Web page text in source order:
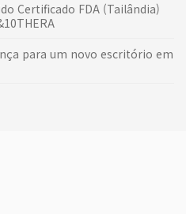
Certificado FDA (Tailândia)
para um novo escritório em